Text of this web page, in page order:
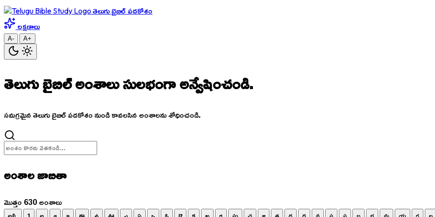
తెలుగు బైబిల్ పదకోశం
లక్షణాలు
A- A+
తెలుగు బైబిల్ అంశాలుసులభంగా అన్వేషించండి.
సమగ్రమైన తెలుగు బైబిల్ పదకోశం నుండి కావలసిన అంశాలను శోధించండి.
అంశాల జాబితా
మొత్తం 630 అంశాలు